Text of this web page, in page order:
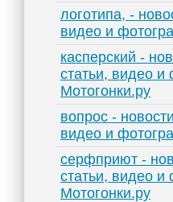
логотипа, -
видео и
касперский -
статьи, видео
Мотогонки.ру
вопрос -
видео и
серфприют -
статьи, видео
Мотогонки.ру